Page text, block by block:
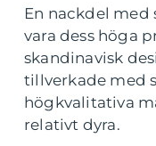
En nackdel med
vara dess höga
skandinavisk
tillverkade med
högkvalitativa
relativt dyra.